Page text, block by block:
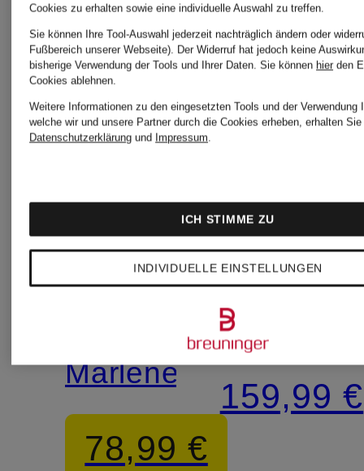
+Aktionsrabatt
Zertifiziert
MORE
MORE
Marlenehose
78,99 €
MORE
&
MORE
Jumpsuit
159,99 €
Cookies zu erhalten sowie eine individuelle Auswahl zu treffen.
Sie können Ihre Tool-Auswahl jederzeit nachträglich ändern oder
Fußbereich unserer Webseite). Der Widerruf hat jedoch keine
bisherige Verwendung der Tools und Ihrer Daten. Sie können hier den
Cookies ablehnen.
Weitere Informationen zu den eingesetzten Tools und der Verwendung
welche wir und unsere Partner durch die Cookies erheben, erhalten
Datenschutzerklärung und Impressum.
INDIVIDUELLE EINSTELLUNGEN
ICH STIMME ZU